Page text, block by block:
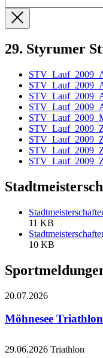
29. Styrumer
11 KB
10 KB
20.07.2026
Möhnesee
29.06.2026 Triathlon